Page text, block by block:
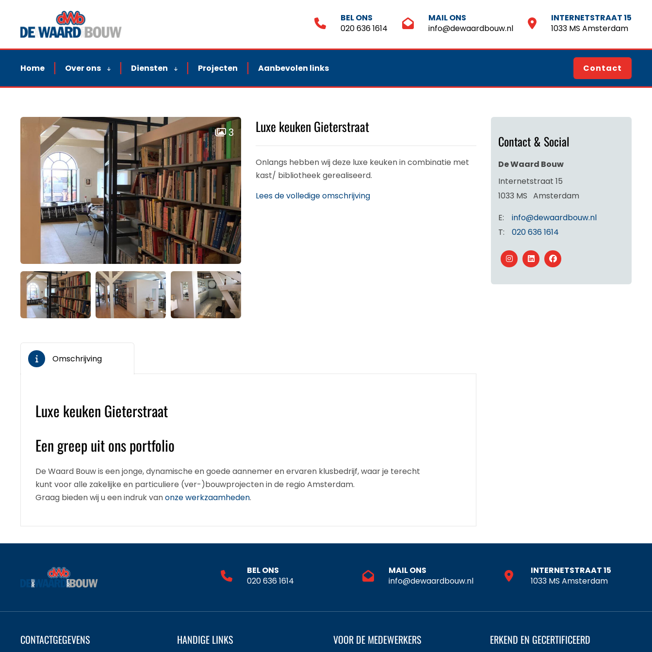
BEL ONS
020 636 1614
MAIL ONS
info@dewaardbouw.nl
INTERNETSTRAAT 15
1033 MS Amsterdam
Home Over ons Diensten Projecten Aanbevolen links Contact
Luxe keuken Gieterstraat
Onlangs hebben wij deze luxe keuken in combinatie met
kast/ bibliotheek gerealiseerd.
Lees de volledige omschrijving
3
Omschrijving
Luxe keuken Gieterstraat
Een greep uit ons portfolio
De Waard Bouw is een jonge, dynamische en goede aannemer en ervaren klusbedrijf, waar je terecht
kunt voor alle zakelijke en particuliere (ver-)bouwprojecten in de regio Amsterdam.
Graag bieden wij u een indruk vanonze werkzaamheden.
Contact & Social
De Waard Bouw
Internetstraat 15
1033 MS Amsterdam
E:
info@dewaardbouw.nl
T:
020 636 1614
BEL ONS
020 636 1614
MAIL ONS
info@dewaardbouw.nl
INTERNETSTRAAT 15
1033 MS Amsterdam
CONTACTGEGEVENS HANDIGE LINKS VOOR DE MEDEWERKERS ERKEND EN GECERTIFICEERD